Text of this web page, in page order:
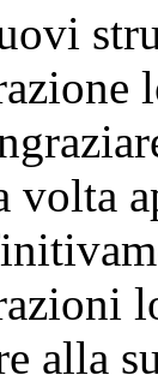
volta
alla